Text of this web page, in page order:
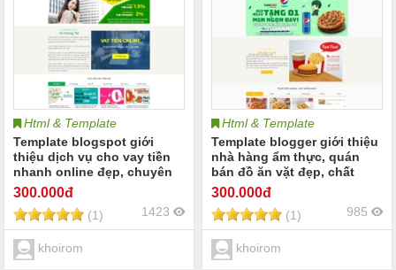
Html & Template
Template blogspot giới
thiệu dịch vụ cho vay tiền
nhanh online đẹp, chuyên
nghiệp
300.000đ
(1) 1423
khoirom
Html & Template
Template blogger giới thiệu
nhà hàng ẩm thực, quán
bán đồ ăn vặt đẹp, chất
lượng
300.000đ
(1) 985
khoirom